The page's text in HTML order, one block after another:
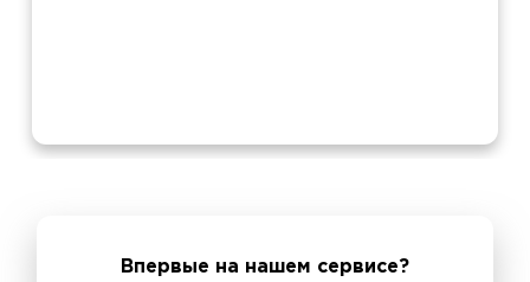
Впервые на нашем сервисе?